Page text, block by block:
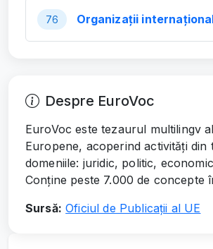
76 Organizații
Despre EuroVoc
EuroVoc este tezaurul multilingv
Europene, acoperind activități din
domeniile: juridic, politic,
Conține peste 7.000 de concepte
Sursă: Oficiul de Publicații al UE